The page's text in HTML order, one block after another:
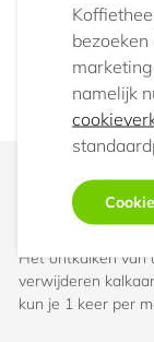
Waarom
Het ontkalken van
verwijderen
kun je 1 keer per
namelijk